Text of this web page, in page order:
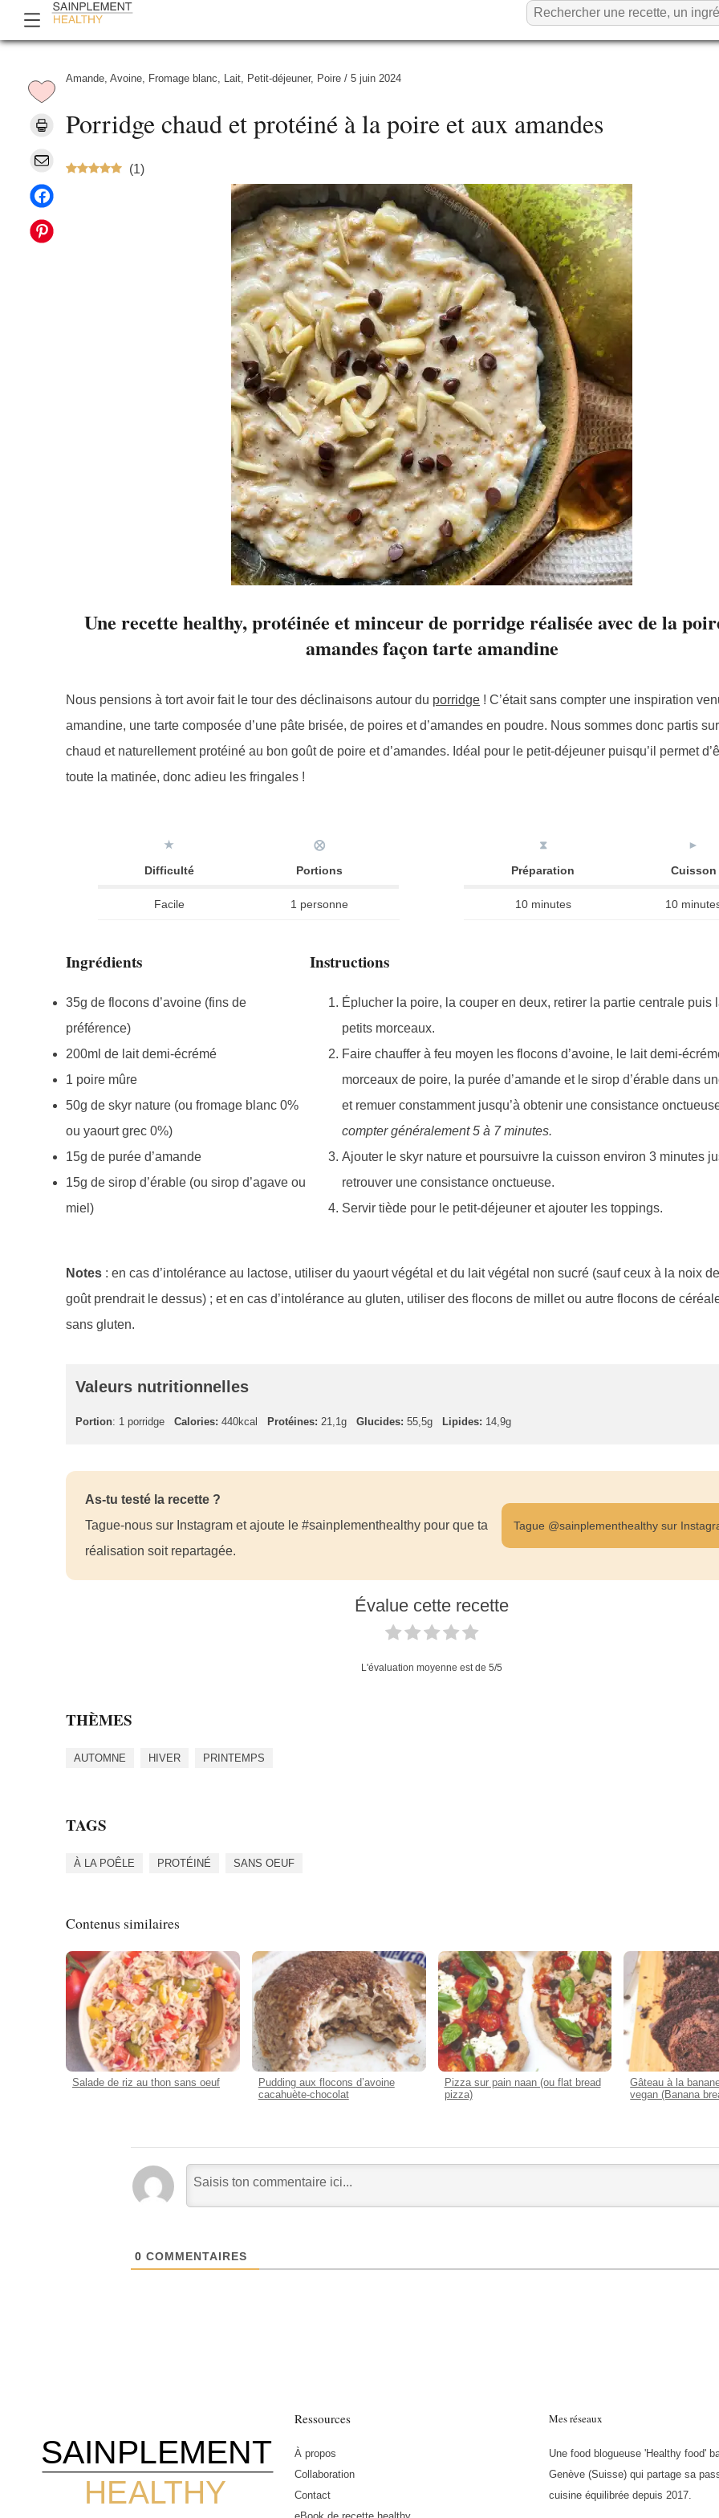
Amande, Avoine, Fromage blanc, Lait, Petit-déjeuner, Poire / 5 juin 2024
Porridge chaud et protéiné à la poire et aux amandes
(1)
Une recette healthy, protéinée et minceur de porridge réalisée avec de la
amandes façon tarte amandine
Nous pensions à tort avoir fait le tour des déclinaisons autour du porridge ! C’était sans compter une inspiration
amandine, une tarte composée d’une pâte brisée, de poires et d’amandes en poudre. Nous sommes donc partis
chaud et naturellement protéiné au bon goût de poire et d’amandes. Idéal pour le petit-déjeuner puisqu’il permet
toute la matinée, donc adieu les fringales !
★
Difficulté
⨂
Portions
Facile 1 personne
⧗
Préparation
►
Cuisson
10 minutes 10
Ingrédients
35g de flocons d’avoine (fins de
préférence)
200ml de lait demi-écrémé
1 poire mûre
50g de skyr nature (ou fromage blanc 0%
ou yaourt grec 0%)
15g de purée d’amande
15g de sirop d’érable (ou sirop d’agave ou
miel)
Instructions
Éplucher la poire, la couper en deux, retirer la partie centrale puis
petits morceaux.
Faire chauffer à feu moyen les flocons d’avoine, le lait demi-
morceaux de poire, la purée d’amande et le sirop d’érable dans
et remuer constamment jusqu’à obtenir une consistance
compter généralement 5 à 7 minutes.
Ajouter le skyr nature et poursuivre la cuisson environ 3 minutes
retrouver une consistance onctueuse.
Servir tiède pour le petit-déjeuner et ajouter les toppings.
Notes : en cas d’intolérance au lactose, utiliser du yaourt végétal et du lait végétal non sucré (sauf ceux à la noix
goût prendrait le dessus) ; et en cas d’intolérance au gluten, utiliser des flocons de millet ou autre flocons de
sans gluten.
Valeurs nutritionnelles
Portion: 1 porridge Calories: 440kcal Protéines: 21,1g Glucides: 55,5g Lipides: 14,9g
As-tu testé la recette ?
Tague-nous sur Instagram et ajoute le #sainplementhealthy pour que ta
réalisation soit repartagée.
Tague @sainplementhealthy sur
Évalue cette recette
L'évaluation moyenne est de 5/5
THÈMES
AUTOMNE HIVER PRINTEMPS
TAGS
À LA POÊLE PROTÉINÉ SANS OEUF
Contenus similaires
Salade de riz au thon sans oeuf
Pudding aux flocons d’avoine
cacahuète-chocolat
Pizza sur pain naan (ou flat bread
pizza)
Gâteau à la
vegan (Banana
0 COMMENTAIRES
HEALTHY
SAINPLEMENT
Ressources
À propos
Collaboration
Contact
Mes réseaux
Une food blogueuse 'Healthy food'
Genève (Suisse) qui partage sa
cuisine équilibrée depuis 2017.